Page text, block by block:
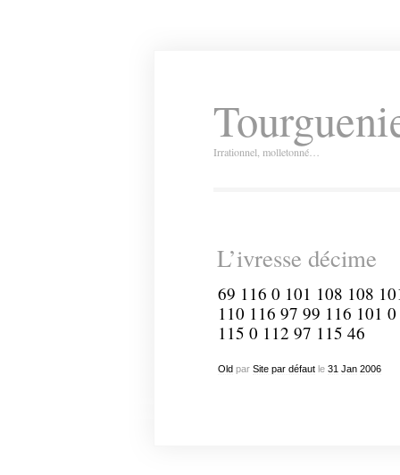
Irrationnel, molletonné…
L’ivresse décime
69 116 0 101 108 108
110 116 97 99 116 101
115 0 112 97 115 46
Oldpar Site par défautle 31 Jan 2006